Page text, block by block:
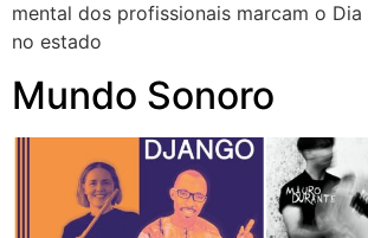
mental dos profissionais marcam o
no estado
Mundo Sonoro